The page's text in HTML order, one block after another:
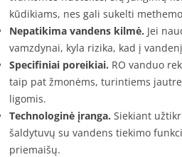
kūdikiams, nes gali sukelti
Nepatikima vandens kilmė. Jei
vamzdynai, kyla rizika, kad į
Specifiniai poreikiai. RO vanduo
taip pat žmonėms, turintiems
ligomis.
Technologinė įranga. Siekiant
šaldytuvų su vandens tiekimo
priemaišų.